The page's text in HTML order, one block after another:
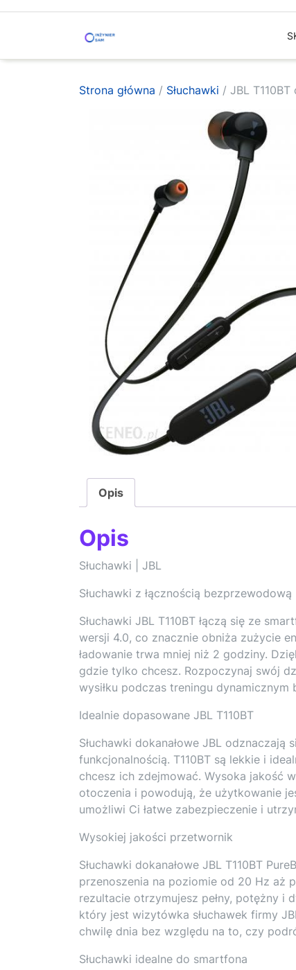
Strona główna / Słuchawki / JBL T110BT
Opis
Opis
Słuchawki | JBL
Słuchawki z łącznością bezprzewodową
Słuchawki JBL T110BT łączą się ze
wersji 4.0, co znacznie obniża zużycie
ładowanie trwa mniej niż 2 godziny.
gdzie tylko chcesz. Rozpoczynaj swój
wysiłku podczas treningu
Idealnie dopasowane JBL T110BT
Słuchawki dokanałowe JBL
funkcjonalnością. T110BT są lekkie i
chcesz ich zdejmować. Wysoka jakość
otoczenia i powodują, że użytkowanie
umożliwi Ci łatwe zabezpieczenie i
Wysokiej jakości przetwornik
Słuchawki dokanałowe JBL T110BT
przenoszenia na poziomie od 20 Hz aż
rezultacie otrzymujesz pełny, potężny i
który jest wizytówka słuchawek firmy
chwilę dnia bez względu na to, czy
Słuchawki idealne do smartfona